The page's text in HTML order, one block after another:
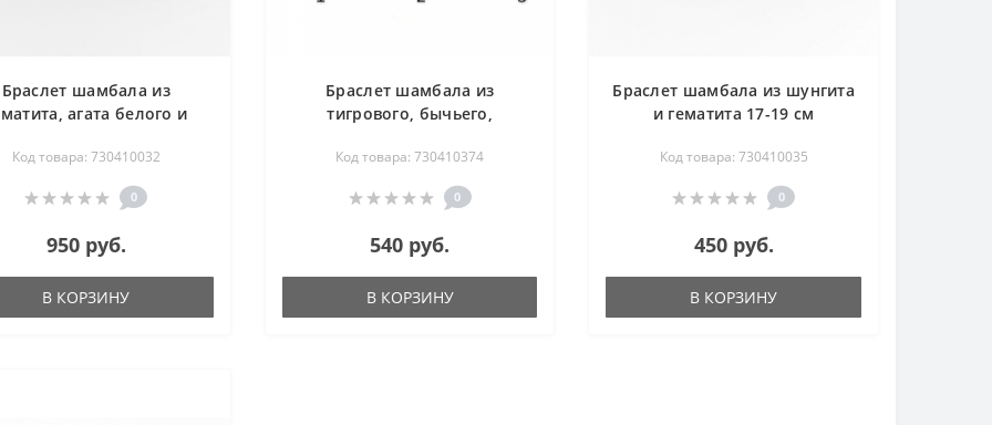
Браслет шамбала из
агата белого и
тройной 18-20 см
Код товара: 730410032
0
950 руб.
В КОРЗИНУ
Браслет шамбала из
тигрового, бычьего,
гематита 18-20 см
Код товара: 730410374
0
540 руб.
В КОРЗИНУ
Браслет шамбала из шунгита
и гематита 17-19 см
Код товара: 730410035
0
450 руб.
В КОРЗИНУ